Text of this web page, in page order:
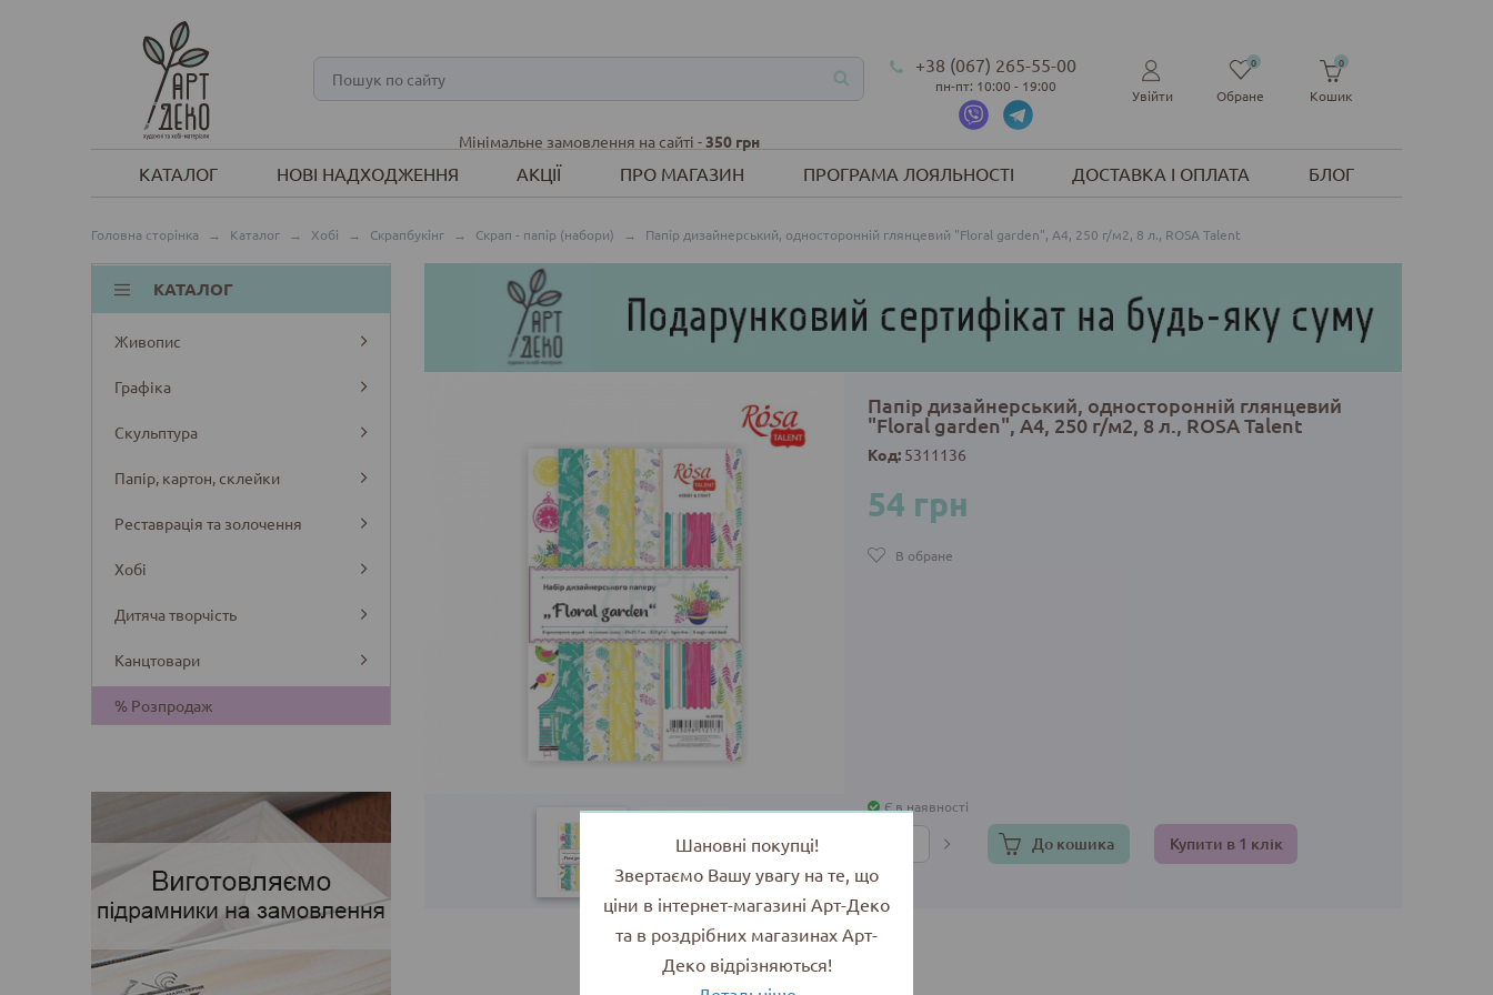
Мінімальне замовлення на сайті -350 грн
+38 (067) 265-55-00
пн-пт: 10:00 - 19:00
Увійти Обране
0
Кошик
0
КАТАЛОГ НОВІ НАДХОДЖЕННЯ АКЦІЇ ПРО МАГАЗИН ПРОГРАМА ЛОЯЛЬНОСТІ ДОСТАВКА І ОПЛАТА БЛОГ
Головна сторінка → Каталог → Хобі → Скрапбукінг → Скрап - папір (набори) → Папір дизайнерський, односторонній глянцевий "Floral garden", А4, 250 г/м2, 8 л., ROSA Talent
КАТАЛОГ
Живопис
Графіка
Скульптура
Папір, картон, склейки
Реставрація та золочення
Хобі
Дитяча творчість
Канцтовари
% Розпродаж
Папір дизайнерський, односторонній глянцевий
"Floral garden", А4, 250 г/м2, 8 л., ROSA Talent
Код: 5311136
54 грн
В обране
Є в наявності
До кошика Купити в 1 клік
Шановні покупці!
Звертаємо Вашу увагу на те, що
ціни в інтернет-магазині Арт-Деко
та в роздрібних магазинах Арт-
Деко відрізняються!